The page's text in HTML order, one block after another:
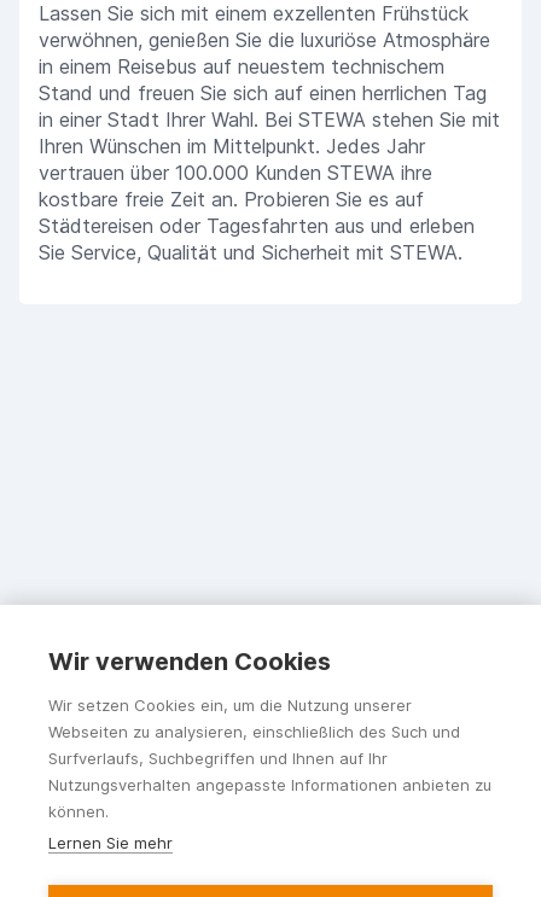
Lassen Sie sich mit einem exzellenten Frühstück
verwöhnen, genießen Sie die luxuriöse Atmosphäre
in einem Reisebus auf neuestem technischem
Stand und freuen Sie sich auf einen herrlichen Tag
in einer Stadt Ihrer Wahl. Bei STEWA stehen Sie mit
Ihren Wünschen im Mittelpunkt. Jedes Jahr
vertrauen über 100.000 Kunden STEWA ihre
kostbare freie Zeit an. Probieren Sie es auf
Städtereisen oder Tagesfahrten aus und erleben
Sie Service, Qualität und Sicherheit mit STEWA.
Wir verwenden Cookies
Wir setzen Cookies ein, um die Nutzung unserer
Webseiten zu analysieren, einschließlich des Such und
Surfverlaufs, Suchbegriffen und Ihnen auf Ihr
Nutzungsverhalten angepasste Informationen anbieten zu
können.
Lernen Sie mehr